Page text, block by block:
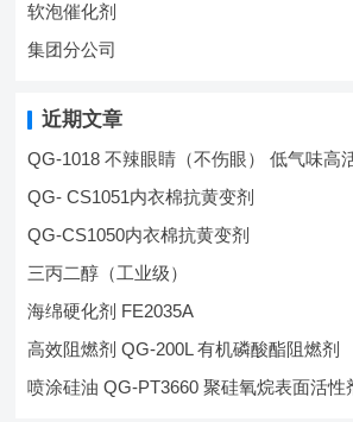
软泡催化剂
集团分公司
近期文章
QG-1018 不辣眼睛（不伤眼） 低气味高
QG- CS1051内衣棉抗黄变剂
QG-CS1050内衣棉抗黄变剂
三丙二醇（工业级）
海绵硬化剂 FE2035A
高效阻燃剂 QG-200L 有机磷酸酯阻燃剂
喷涂硅油 QG-PT3660 聚硅氧烷表面活性